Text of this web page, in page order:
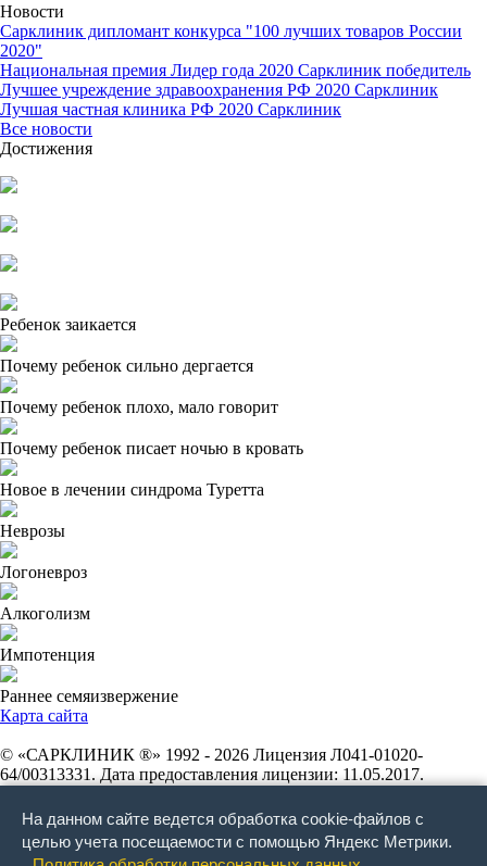
Новости
Сарклиник дипломант конкурса "100 лучших товаров России
2020"
Национальная премия Лидер года 2020 Сарклиник победитель
Лучшее учреждение здравоохранения РФ 2020 Сарклиник
Лучшая частная клиника РФ 2020 Сарклиник
Все новости
Достижения
Ребенок заикается
Почему ребенок сильно дергается
Почему ребенок плохо, мало говорит
Почему ребенок писает ночью в кровать
Новое в лечении синдрома Туретта
Неврозы
Логоневроз
Алкоголизм
Импотенция
Раннее семяизвержение
Карта сайта
© «САРКЛИНИК ®» 1992 - 2026 Лицензия Л041-01020-
64/00313331. Дата предоставления лицензии: 11.05.2017.
здравоохранения. Индивидуальный предприниматель
Печенников Владимир Геннадиевич. ОГРНИП
304645428900261. ИНН 645400449602. Фактический и
На данном сайте ведется обработка cookie-файлов с
целью учета посещаемости с помощью Яндекс Метрики.